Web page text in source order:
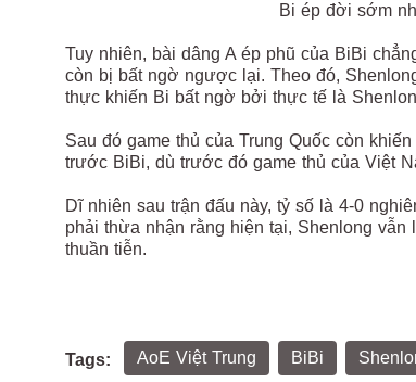
Bi ép đời sớm
Tuy nhiên, bài dâng A ép phũ của BiBi
còn bị bất ngờ ngược lại. Theo đó,
thực khiến Bi bất ngờ bởi thực tế là
Sau đó game thủ của Trung Quốc còn
trước BiBi, dù trước đó game thủ của Việt
Dĩ nhiên sau trận đấu này, tỷ số là 4-0
phải thừa nhận rằng hiện tại, Shenlong
thuần tiễn.
Tags: AoE Việt Trung BiBi